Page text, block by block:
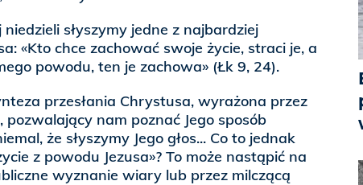
słyszymy jedne z najbardziej
«Kto chce zachować swoje życie, straci je, a
powodu, ten je zachowa» (Łk 9, 24).
przesłania Chrystusa, wyrażona przez
nam poznać Jego sposób
że słyszymy Jego głos... Co to jednak
z powodu Jezusa»? To może nastąpić na
wyznanie wiary lub przez milczącą